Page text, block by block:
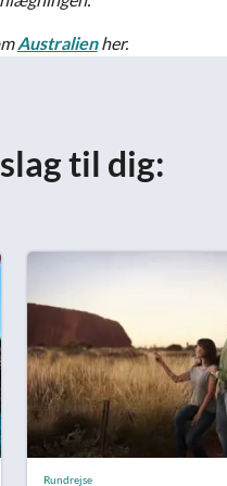
Australienher.
til dig:
Rundrejse